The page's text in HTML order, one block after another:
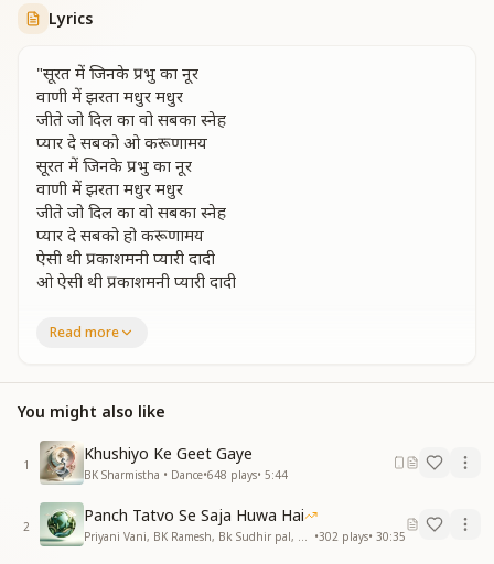
Lyrics
"सूरत में जिनके प्रभु का नूर
वाणी में झरता मधुर मधुर
जीते जो दिल का वो सबका स्नेह
प्यार दे सबको ओ करूणामय
सूरत में जिनके प्रभु का नूर
वाणी में झरता मधुर मधुर
जीते जो दिल का वो सबका स्नेह
प्यार दे सबको हो करूणामय
ऐसी थी प्रकाशमनी प्यारी दादी
ओ ऐसी थी प्रकाशमनी प्यारी दादी
संगम की है बहार
किया बेहद उपकार
त्याग तपके गूंजती है
फिजाओं में ए कहाणी
भुले न ए न भूलेंगे
हो मां जगकल्याणी
आ....
ऐसी थी प्रकाशमनी प्यारी दादी
ओ ऐसी थी प्रकाशमनी प्यारी दादी
Read more
You might also like
1
Khushiyo Ke Geet Gaye
BK Sharmistha • Dance•648 plays• 5:44
2
Panch Tatvo Se Saja Huwa Hai
•302 plays• 30:35